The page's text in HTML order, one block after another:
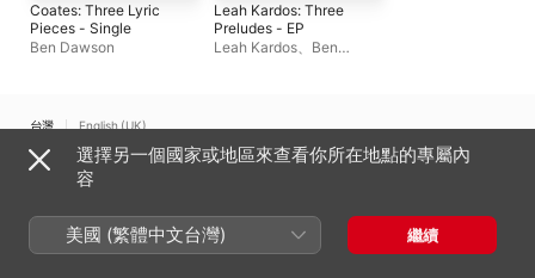
Coates: Three Lyric
Pieces - Single
Ben Dawson
Leah Kardos: Three
Preludes - EP
Leah Kardos、 Ben
台灣 English (UK)
Copyright © 2026 Apple Inc.
保留一切權利。
選擇另一個國家或地區來查看你所在地點的專屬內
容
美國 (繁體中文台灣) 繼續